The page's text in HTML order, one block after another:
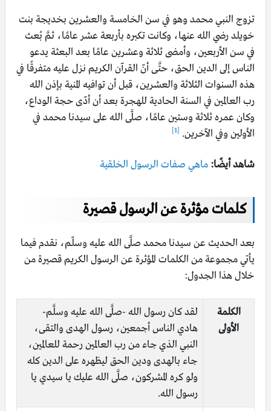
تزوج النبي محمد وهو في سن الخامسة والعشرين بخديجة بنت
خويلد رضي الله عنها، وكانت تكبره بأربعة عشر عامًا، ثمَّ بُعث
في سن الأربعين، وأمضى ثلاثة وعشرين عامًا بعد البعثة يدعو
الناس إلى الدين الحق، حتَّى أنّ القرآن الكريم نزل عليه متفرقًا في
هذه السنوات الثلاثة والعشرين، قبل أن توافيه المنية بإذن الله
رب العالمين في السنة الحادية للهجرة بعد أن أدّى حجة الوداع،
وكان عمره ثلاثة وستين عامًا، صلَّى الله على سيدنا محمد في
الأولين وفي الآخرين. [1]
شاهد أيضًا: ماهي صفات الرسول الخلقية
كلمات مؤثرة عن الرسول قصيرة
بعد الحديث عن سيدنا محمد صلَّى الله عليه وسلّم، نقدم فيما
يأتي مجموعة من الكلمات المؤثرة عن الرسول الكريم قصيرة من
خلال هذا الجدول:
الكلمة
الأولى
لقد كان رسول الله -صلَّى الله عليه وسلَّم-
هادي الناس أجمعين، رسول الهدى والتقى،
النبي الذي جاء من رب العالمين رحمة للعالمين،
جاء بالهدى ودين الحق ليظهره على الدين كله
ولو كره المشركون، صلَّى الله عليك يا سيدي يا
رسول الله.